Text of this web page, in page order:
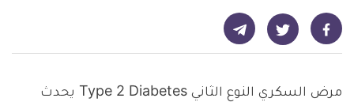
شارك على فيسبوك - ديلي ميديكال انفو شارك على تويتر - ديلي ميديكال انفو شارك على تيليجرام - ديلي ميديكال انفو
مرض السكري النوع الثاني Type 2 Diabetes يحدث